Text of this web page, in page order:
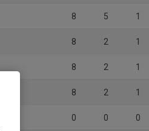
8 5 1
8 2 1
8 2 1
8 2 1
0 0 0